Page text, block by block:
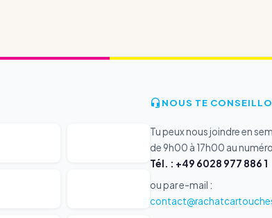
NOUS TE
Tu peux nous joindre en
de 9h00 à 17h00 au
Tél. : +49 6028 977 886 1
ou par e-mail :